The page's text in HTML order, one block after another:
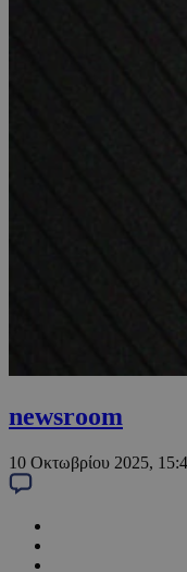
newsroom
10 Οκτωβρίου 2025,